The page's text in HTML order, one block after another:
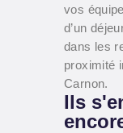
vos
d’un
dans les
proximité
Carnon.
Ils